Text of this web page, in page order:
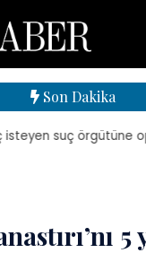
Son Dakika
suç örgütüne
5